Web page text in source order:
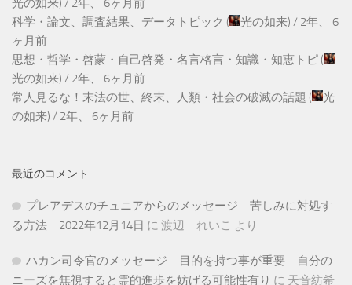
光の如来) / 2年、 6ヶ月前
科学・論文、調査結果、データトピック ( 光の如来) / 2年、 6
ヶ月前
思想・哲学・啓蒙・自己啓発・名言格言・知識・知恵トピ (
光の如来) / 2年、 6ヶ月前
常人見るな！末法の世、終末、人類・社会の破滅の話題 (
光
の如来) / 2年、 6ヶ月前
最近のコメント
プレアデスのチュニアからのメッセージ 苦しみに対処す
る方法 2022年12月14日 に 渡辺 れいこ より
ハカン司令官のメッセージ 目的を持つ事が重要 自分の
ニーズを無視すると霊的進歩を妨げる可能性有り に 天音紡希